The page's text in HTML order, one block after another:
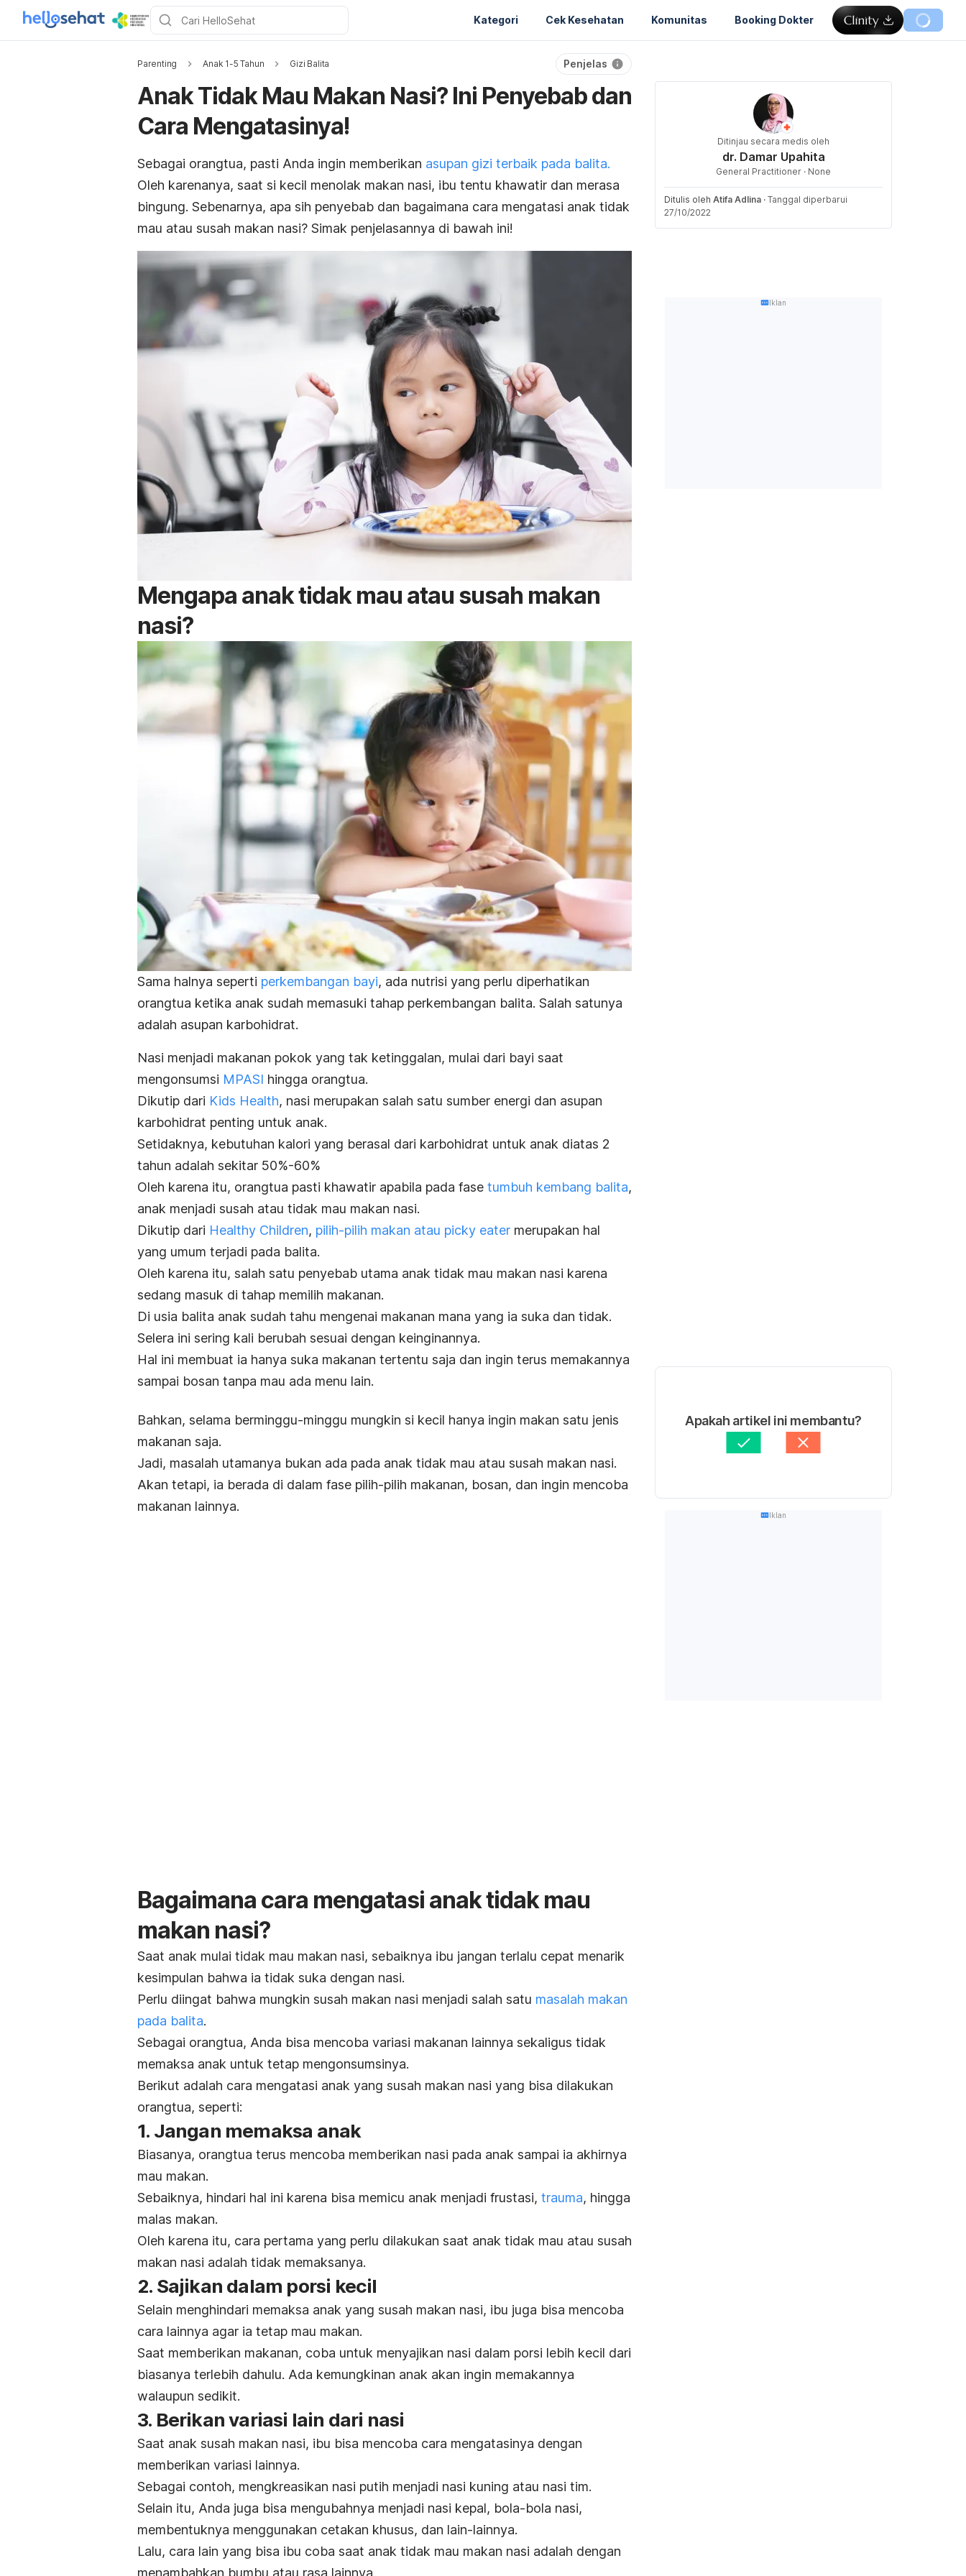
Kategori Cek Kesehatan Komunitas Booking Dokter
Parenting Anak 1-5 Tahun Gizi Balita Penjelas
Anak Tidak Mau Makan Nasi? Ini Penyebab dan
Cara Mengatasinya!
Sebagai orangtua, pasti Anda ingin memberikan asupan gizi terbaik pada balita.
Oleh karenanya, saat si kecil menolak makan nasi, ibu tentu khawatir dan merasa
bingung. Sebenarnya, apa sih penyebab dan bagaimana cara mengatasi anak tidak
mau atau susah makan nasi? Simak penjelasannya di bawah ini!
Mengapa anak tidak mau atau susah makan
nasi?
Sama halnya seperti perkembangan bayi, ada nutrisi yang perlu diperhatikan
orangtua ketika anak sudah memasuki tahap perkembangan balita. Salah satunya
adalah asupan karbohidrat.
Nasi menjadi makanan pokok yang tak ketinggalan, mulai dari bayi saat
mengonsumsi MPASI hingga orangtua.
Dikutip dari Kids Health, nasi merupakan salah satu sumber energi dan asupan
karbohidrat penting untuk anak.
Setidaknya, kebutuhan kalori yang berasal dari karbohidrat untuk anak diatas 2
tahun adalah sekitar 50%-60%
Oleh karena itu, orangtua pasti khawatir apabila pada fase tumbuh kembang balita,
anak menjadi susah atau tidak mau makan nasi.
Dikutip dari Healthy Children, pilih-pilih makan atau picky eater merupakan hal
yang umum terjadi pada balita.
Oleh karena itu, salah satu penyebab utama anak tidak mau makan nasi karena
sedang masuk di tahap memilih makanan.
Di usia balita anak sudah tahu mengenai makanan mana yang ia suka dan tidak.
Selera ini sering kali berubah sesuai dengan keinginannya.
Hal ini membuat ia hanya suka makanan tertentu saja dan ingin terus memakannya
sampai bosan tanpa mau ada menu lain.
Bahkan, selama berminggu-minggu mungkin si kecil hanya ingin makan satu jenis
makanan saja.
Jadi, masalah utamanya bukan ada pada anak tidak mau atau susah makan nasi.
Akan tetapi, ia berada di dalam fase pilih-pilih makanan, bosan, dan ingin mencoba
makanan lainnya.
Bagaimana cara mengatasi anak tidak mau
makan nasi?
Saat anak mulai tidak mau makan nasi, sebaiknya ibu jangan terlalu cepat menarik
kesimpulan bahwa ia tidak suka dengan nasi.
Perlu diingat bahwa mungkin susah makan nasi menjadi salah satu masalah makan
pada balita.
Sebagai orangtua, Anda bisa mencoba variasi makanan lainnya sekaligus tidak
memaksa anak untuk tetap mengonsumsinya.
Berikut adalah cara mengatasi anak yang susah makan nasi yang bisa dilakukan
orangtua, seperti:
1. Jangan memaksa anak
Biasanya, orangtua terus mencoba memberikan nasi pada anak sampai ia akhirnya
mau makan.
Sebaiknya, hindari hal ini karena bisa memicu anak menjadi frustasi, trauma, hingga
malas makan.
Oleh karena itu, cara pertama yang perlu dilakukan saat anak tidak mau atau susah
makan nasi adalah tidak memaksanya.
2. Sajikan dalam porsi kecil
Selain menghindari memaksa anak yang susah makan nasi, ibu juga bisa mencoba
cara lainnya agar ia tetap mau makan.
Saat memberikan makanan, coba untuk menyajikan nasi dalam porsi lebih kecil dari
biasanya terlebih dahulu. Ada kemungkinan anak akan ingin memakannya
walaupun sedikit.
3. Berikan variasi lain dari nasi
Saat anak susah makan nasi, ibu bisa mencoba cara mengatasinya dengan
memberikan variasi lainnya.
Sebagai contoh, mengkreasikan nasi putih menjadi nasi kuning atau nasi tim.
Selain itu, Anda juga bisa mengubahnya menjadi nasi kepal, bola-bola nasi,
membentuknya menggunakan cetakan khusus, dan lain-lainnya.
Lalu, cara lain yang bisa ibu coba saat anak tidak mau makan nasi adalah dengan
menambahkan bumbu atau rasa lainnya.
Ditinjau secara medis oleh
dr. Damar Upahita
General Practitioner · None
Ditulis oleh Atifa Adlina · Tanggal diperbarui
27/10/2022
Iklan
Apakah artikel ini membantu?
Iklan